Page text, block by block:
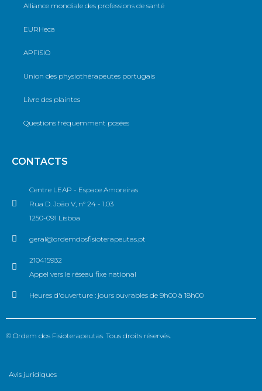
Alliance mondiale des professions de santé
EURHeca
APFISIO
Union des physiothérapeutes portugais
Livre des plaintes
Questions fréquemment posées
CONTACTS
Centre LEAP - Espace Amoreiras
Rua D. João V, n° 24 - 1.03
1250-091 Lisboa
geral@ordemdosfisioterapeutas.pt
210415932
Appel vers le réseau fixe national
Heures d'ouverture : jours ouvrables de 9h00 à 18h00
© Ordem dos Fisioterapeutas. Tous droits réservés.
Avis juridiques